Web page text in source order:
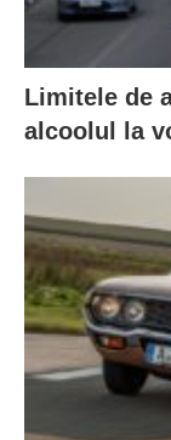
Limitele de
alcoolul la